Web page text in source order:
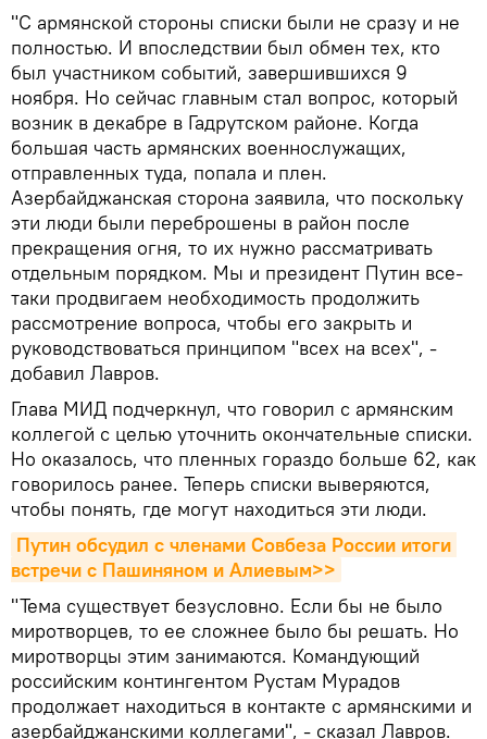
"С армянской стороны списки были не сразу и не
полностью. И впоследствии был обмен тех, кто
был участником событий, завершившихся 9
ноября. Но сейчас главным стал вопрос, который
возник в декабре в Гадрутском районе. Когда
большая часть армянских военнослужащих,
отправленных туда, попала и плен.
Азербайджанская сторона заявила, что поскольку
эти люди были переброшены в район после
прекращения огня, то их нужно рассматривать
отдельным порядком. Мы и президент Путин все-
таки продвигаем необходимость продолжить
рассмотрение вопроса, чтобы его закрыть и
руководствоваться принципом "всех на всех", -
добавил Лавров.
Глава МИД подчеркнул, что говорил с армянским
коллегой с целью уточнить окончательные списки.
Но оказалось, что пленных гораздо больше 62, как
говорилось ранее. Теперь списки выверяются,
чтобы понять, где могут находиться эти люди.
Путин обсудил с членами Совбеза России итоги
встречи с Пашиняном и Алиевым>>
"Тема существует безусловно. Если бы не было
миротворцев, то ее сложнее было бы решать. Но
миротворцы этим занимаются. Командующий
российским контингентом Рустам Мурадов
продолжает находиться в контакте с армянскими и
азербайджанскими коллегами", - сказал Лавров.